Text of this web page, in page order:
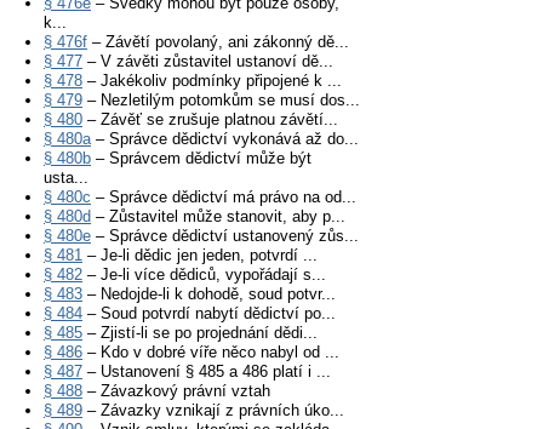
k...
§ 476f – Závětí povolaný, ani zákonný dě...
§ 477 – V závěti zůstavitel ustanoví dě...
§ 478 – Jakékoliv podmínky připojené k ...
§ 479 – Nezletilým potomkům se musí dos...
§ 480 – Závěť se zrušuje platnou závětí...
§ 480a– Správce dědictví vykonává až do...
§ 480b – Správcem dědictví může být
usta...
§ 480c – Správce dědictví má právo na od...
§ 480d – Zůstavitel může stanovit, aby p...
§ 480e – Správce dědictví ustanovený zůs...
§ 481 – Je-li dědic jen jeden, potvrdí ...
§ 482 – Je-li více dědiců, vypořádají s...
§ 483 – Nedojde-li k dohodě, soud potvr...
§ 484 – Soud potvrdí nabytí dědictví po...
§ 485 – Zjistí-li se po projednání dědi...
§ 486 – Kdo v dobré víře něco nabyl od ...
§ 487 – Ustanovení § 485 a 486 platí i ...
§ 488 – Závazkový právní vztah
§ 489 – Závazky vznikají z právních úko...